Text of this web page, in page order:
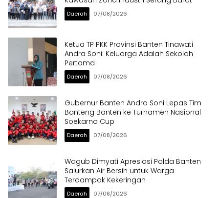
Daerah 07/08/2026
Ketua TP PKK Provinsi Banten Tinawati
Andra Soni: Keluarga Adalah Sekolah
Pertama
Daerah 07/08/2026
Gubernur Banten Andra Soni Lepas Tim
Banteng Banten ke Turnamen Nasional
Soekarno Cup
Daerah 07/08/2026
Wagub Dimyati Apresiasi Polda Banten
Salurkan Air Bersih untuk Warga
Terdampak Kekeringan
Daerah 07/08/2026